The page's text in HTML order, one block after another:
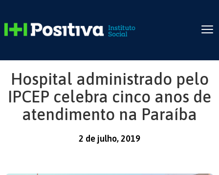
Hospital administrado pelo
IPCEP celebra cinco anos de
atendimento na Paraíba
2 de julho, 2019